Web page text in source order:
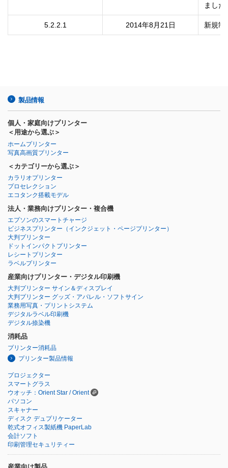
ました
5.2.2.1 2014年8月21日 新規制
製品情報
個人・家庭向けプリンター
＜用途から選ぶ＞
ホームプリンター
写真高画質プリンター
＜カテゴリーから選ぶ＞
カラリオプリンター
プロセレクション
エコタンク搭載モデル
法人・業務向けプリンター・複合機
エプソンのスマートチャージ
ビジネスプリンター （インクジェット・ページプリンター）
大判プリンター
ドットインパクトプリンター
レシートプリンター
ラベルプリンター
産業向けプリンター・デジタル印刷機
大判プリンター サイン＆ディスプレイ
大判プリンター グッズ・アパレル・ソフトサイン
業務用写真・プリントシステム
デジタルラベル印刷機
デジタル捺染機
消耗品
プリンター消耗品
プリンター製品情報
プロジェクター
スマートグラス
ウオッチ：Orient Star / Orient
パソコン
スキャナー
ディスク デュプリケーター
乾式オフィス製紙機 PaperLab
会計ソフト
印刷管理セキュリティー